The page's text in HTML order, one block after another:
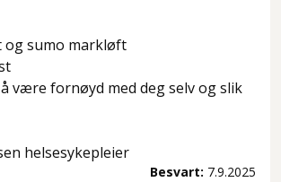
og sumo markløft
være fornøyd med deg selv og slik
helsesykepleier
Besvart: 7.9.2025